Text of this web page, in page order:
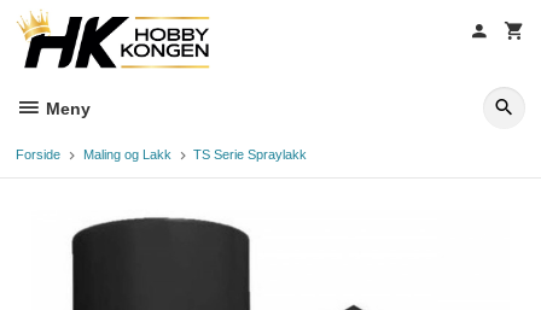
innholdet
Meny
Forside Maling og Lakk TS Serie Spraylakk